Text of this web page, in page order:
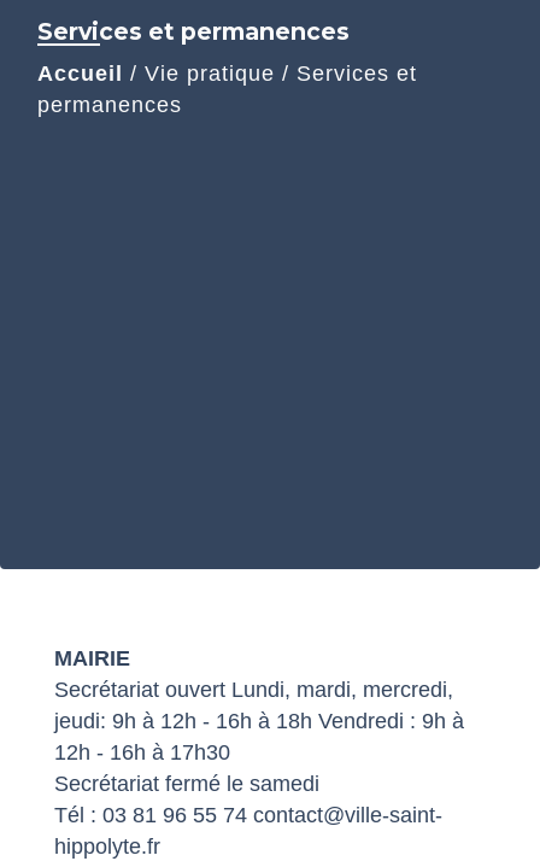
Services et permanences
Accueil / Vie pratique / Services et
permanences
MAIRIE
Secrétariat ouvert Lundi, mardi, mercredi,
jeudi: 9h à 12h - 16h à 18h Vendredi : 9h à
12h - 16h à 17h30
Secrétariat fermé le samedi
Tél : 03 81 96 55 74 contact@ville-saint-
hippolyte.fr